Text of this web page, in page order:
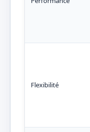
Flexibilité